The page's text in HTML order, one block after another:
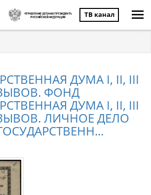
ТВ канал
ДУМА I, II, III
ФОНД
ДУМА I, II, III
ЛИЧНОЕ ДЕЛО